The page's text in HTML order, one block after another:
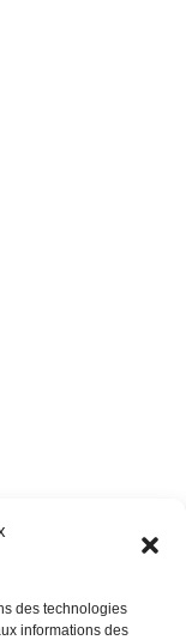
des technologies
informations des